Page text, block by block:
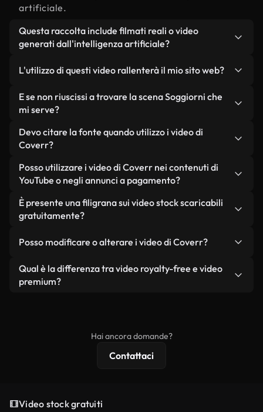
artificiale.
Questa raccolta include filmati reali o video
generati dall'intelligenza artificiale?
da filmati reali, girati da persone, relativi a
Soggiorni, e da video generati dall'intelligenza
artificiale. Ogni video è chiaramente etichettato,
L'utilizzo di questi video rallenterà il mio sito web?
Non se scegli le nostre versioni ottimizzate.
Offriamo formati leggeri e pronti per il web,
mantengono alta la qualità, riducono al minimo i
tempi di caricamento e migliorano parametri
come LCP.
E se non riuscissi a trovare la scena Soggiorni che
mi serve?
Puoi crearne uno all'istante utilizzando Coverr AI
Studio. Ti basta descrivere la scena, ad esempio
pochi secondi un video personalizzato in
conformità con i nostri standard di licenza.
Devo citare la fonte quando utilizzo i video di
Coverr?
Non è richiesto alcun riconoscimento dell'autore.
Tutti i video presenti nella nostra libreria sono
senza citare il creatore, sebbene sia sempre
gradito.
Posso utilizzare i video di Coverr nei contenuti di
YouTube o negli annunci a pagamento?
Sì. Tutti i filmati di Coverr possono essere utilizzati
in video monetizzati su YouTube, promozioni sui
condizione che non si rivendano o ridistribuiscano
È presente una filigrana sui video stock scaricabili
gratuitamente?
reali o generati dall'intelligenza artificiale, include
filigrane. Avrai a disposizione filmati puliti e pronti
all'uso.
Posso modificare o alterare i video di Coverr?
Sì. Siete liberi di tagliare, ritagliare o remixare i
nostri video. Assicuratevi solo che il prodotto
Qual è la differenza tra video royalty-free e video
premium?
Hai ancora domande?
Contattaci
Video stock gratuiti